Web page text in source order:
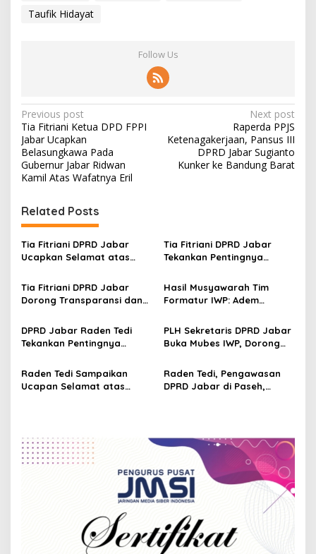
Taufik Hidayat
Follow Us
P
o
s
t
a
v
i
a
i
n
Previous post
Tia Fitriani Ketua DPD FPPI
Jabar Ucapkan
Belasungkawa Pada
Gubernur Jabar Ridwan
Kamil Atas Wafatnya Eril
Next post
Raperda PPJS
Ketenagakerjaan, Pansus III
DPRD Jabar Sugianto
Kunker ke Bandung Barat
Related Posts
Tia Fitriani DPRD Jabar
Ucapkan Selamat atas
Adem Sutisna sebagai
Ketua IWP Jabar
Tia Fitriani DPRD Jabar
Tekankan Pentingnya
Perkuat Kader NasDem di
Kabupaten Bandung
Tia Fitriani DPRD Jabar
Dorong Transparansi dan
Pemprov Jabar hingga
Tingkat Desa
Hasil Musyawarah Tim
Formatur IWP: Adem
IWP DPRD Jabar Periode
2026–2028
DPRD Jabar Raden Tedi
Tekankan Pentingnya
Pengendalian
Pembangunan yang Tepat
Sasaran
PLH Sekretaris DPRD Jabar
Buka Mubes IWP, Dorong
Perkuat Jurnalisme
Berbasis Fakta
Raden Tedi Sampaikan
Ucapan Selamat atas
Jabar
Raden Tedi, Pengawasan
DPRD Jabar di Paseh,